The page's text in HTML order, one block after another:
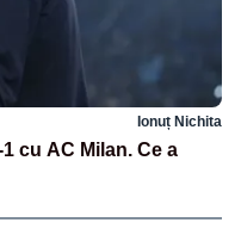
Ionuț Nichita
cu AC Milan. Ce a